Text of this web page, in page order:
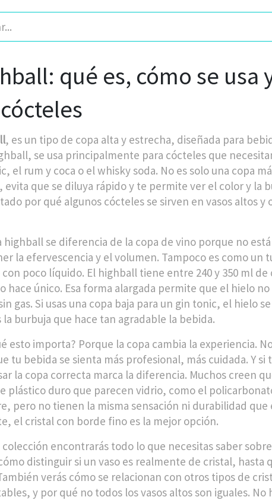
qué es, cómo se usa
, es un tipo de copa alta y estrecha, diseñada para
, se usa principalmente para cócteles que
el rum y coca o el whisky soda. No es solo una copa
evita que se diluya rápido y te permite ver el color y la
por qué algunos cócteles se sirven en vasos altos y
highball se diferencia de la copa de vino porque no
la efervescencia y el volumen. Tampoco es como un
con poco líquido. El highball tiene entre 240 y 350 ml
hace único. Esa forma alargada permite que el hielo
gas. Si usas una copa baja para un gin tonic, el hielo
la burbuja que hace tan agradable la bebida.
esto importa? Porque la copa cambia la experiencia.
tu bebida se sienta más profesional, más cuidada. Y
la copa correcta marca la diferencia. Muchos creen
plástico duro que parecen vidrio, como el
pero no tienen la misma sensación ni durabilidad
el cristal con borde fino es la mejor opción.
colección encontrarás todo lo que necesitas saber
distinguir si un vaso es realmente de cristal, hasta
verás cómo se relacionan con otros tipos de
y por qué no todos los vasos altos son iguales.